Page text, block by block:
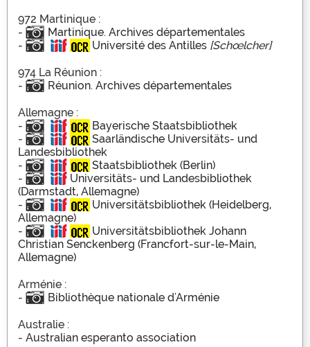
972 Martinique :
-
Martinique. Archives départementales
-
Université des Antilles [Schœlcher]
974 La Réunion :
-
Réunion. Archives départementales
Allemagne :
-
Bayerische Staatsbibliothek
-
Saarländische Universitäts- und
Landesbibliothek
-
Staatsbibliothek (Berlin)
-
Universitäts- und Landesbibliothek
(Darmstadt, Allemagne)
-
Universitätsbibliothek (Heidelberg,
Allemagne)
-
Universitätsbibliothek Johann
Christian Senckenberg (Francfort-sur-le-Main,
Allemagne)
Arménie :
-
Bibliothèque nationale d'Arménie
Australie :
- Australian esperanto association